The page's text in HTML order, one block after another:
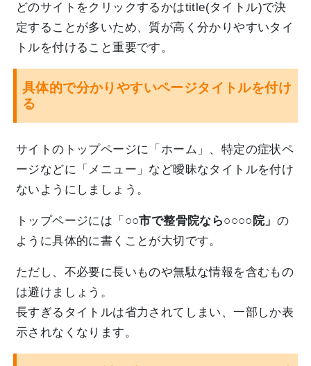
どのサイトをクリックするかはtitle(タイトル)で決
定することが多いため、質が高く分かりやすいタイ
トルを付けること重要です。
具体的で分かりやすいページタイトルを付け
る
サイトのトップページに「ホーム」、特定の症状ペ
ージなどに「メニュー」など曖昧なタイトルを付け
ないようにしましょう。
トップページには「 ○○市で整骨院なら○○○○院」 の
ように具体的に書くことが大切です。
ただし、不必要に長いものや無駄な情報を含むもの
は避けましょう。
長すぎるタイトルは省力されてしまい、一部しか表
示されなくなります。